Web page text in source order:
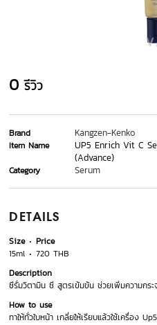
0 รีวิว
Brand Kangzen-Kenko
Item Name
UP5 Enrich Vit C
(Advance)
Category Serum
DETAILS
Size
Price
15ml
720 THB
Description
ซีรั่มวิตามิน ซี สูตรเข้มข้น ช่วยเพิ่มความกระ
How to use
ทาให้ทั่วใบหน้า เกลี่ยให้เรียบแล้วใช้เครื่อง